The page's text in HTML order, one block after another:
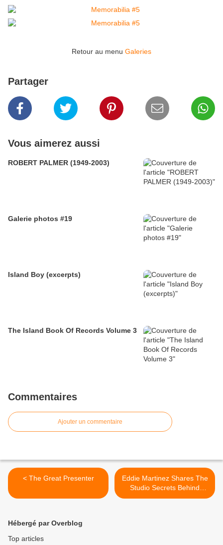
Retour au menu Galeries
Partager
Vous aimerez aussi
ROBERT PALMER (1949-2003)
Galerie photos #19
Island Boy (excerpts)
The Island Book Of Records Volume 3
Commentaires
Ajouter un commentaire
< The Great Presenter
Eddie Martinez Shares The
Studio Secrets Behind
Classic Records >
Hébergé par Overblog
Top articles